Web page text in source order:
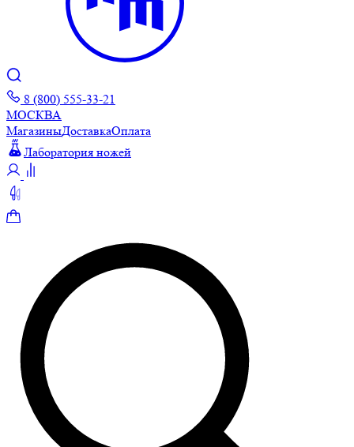
8 (800) 555-33-21
МОСКВА
МагазиныДоставкаОплата
Лаборатория ножей